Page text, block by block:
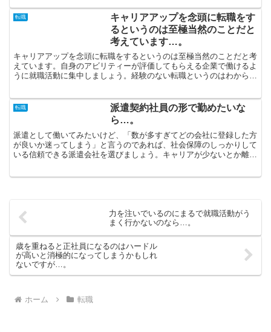
転職
キャリアアップを念頭に転職をす
るというのは至極当然のことだと
考えています…。
キャリアアップを念頭に転職をするというのは至極当然のことだと考
えています。自身のアビリティーが評価してもらえる企業で働けるよ
うに就職活動に集中しましょう。経験のない転職というのはわからな
転職
派遣契約社員の形で勤めたいな
ら…。
派遣として働いてみたいけど、「数が多すぎてどの会社に登録した方
が良いか迷ってしまう」と言うのであれば、社会保障のしっかりして
いる信頼できる派遣会社を選びましょう。キャリアが少ないとか離職
力を注いでいるのにまるで就職活動がう
まく行かないのなら…。
歳を重ねると正社員になるのはハードル
が高いと消極的になってしまうかもしれ
ないですが…。
ホーム 転職